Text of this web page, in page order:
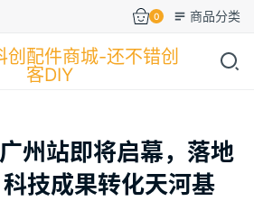
0 商品分类
州站即将启幕，落地
技成果转化天河基